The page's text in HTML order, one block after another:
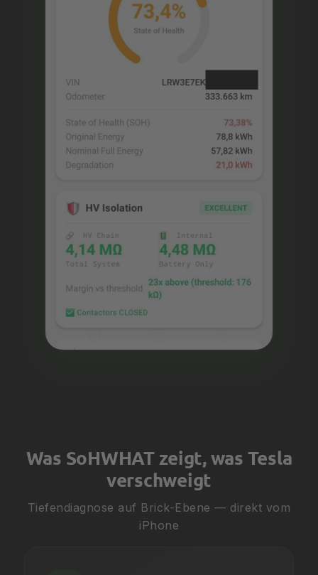
Was SoHWHAT zeigt, was Tesla
verschweigt
Tiefendiagnose auf Brick-Ebene — direkt vom
iPhone